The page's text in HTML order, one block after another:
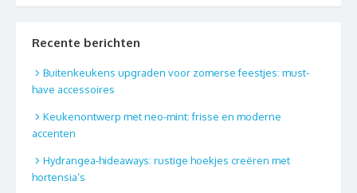
Recente berichten
Buitenkeukens upgraden voor zomerse feestjes: must-
have accessoires
Keukenontwerp met neo-mint: frisse en moderne
accenten
Hydrangea-hideaways: rustige hoekjes creëren met
hortensia’s